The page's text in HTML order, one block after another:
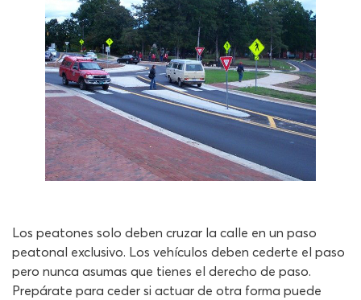
Los peatones solo deben cruzar la calle en un paso
peatonal exclusivo. Los vehículos deben cederte el paso
pero nunca asumas que tienes el derecho de paso.
Prepárate para ceder si actuar de otra forma puede